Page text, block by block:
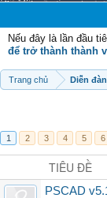
Nếu đây là lần đầu
để trở thành thành
Trang chủ Diễn đàn
1 2 3 4 5 6
TIÊU ĐỀ
PSCAD